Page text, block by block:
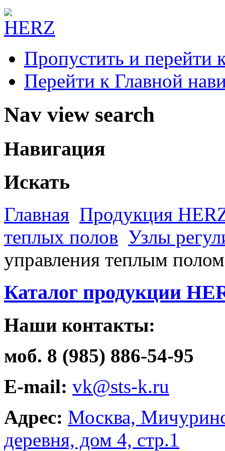
Пропустить и перейти
Перейти к Главной
Nav view search
Навигация
Искать
Главная Продукция
теплых полов Узлы
управления теплым полом
Каталог продукции
Наши контакты:
моб. 8 (985) 886-54-95
E-mail: vk@sts-k.ru
Адрес: Москва,
деревня, дом 4, стр.1